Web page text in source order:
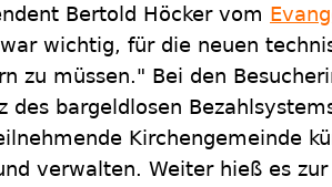
Bertold Höcker vom
wichtig, für die neuen
zu müssen." Bei den
des bargeldlosen
Kirchengemeinde
verwalten. Weiter hieß es zur